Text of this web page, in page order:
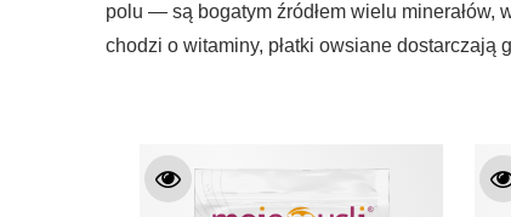
polu — są bogatym źródłem wielu minerałów,
chodzi o witaminy, płatki owsiane dostarczają